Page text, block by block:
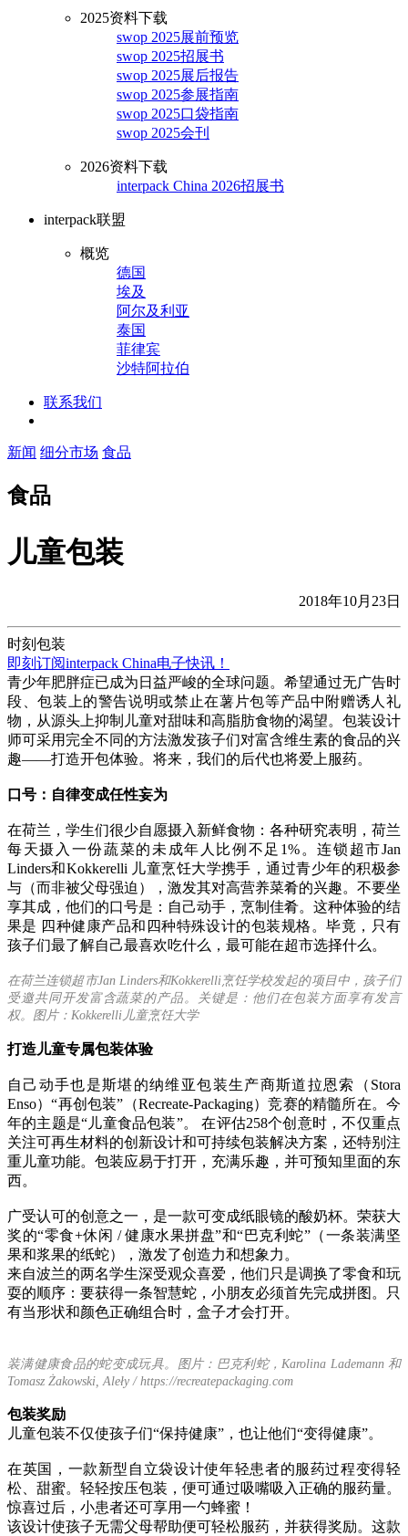
2025资料下载
swop 2025展前预览
swop 2025招展书
swop 2025展后报告
swop 2025参展指南
swop 2025口袋指南
swop 2025会刊
2026资料下载
interpack China 2026招展书
interpack联盟
概览
德国
埃及
阿尔及利亚
泰国
菲律宾
沙特阿拉伯
联系我们
新闻 细分市场 食品
食品
儿童包装
2018年10月23日
时刻包装
即刻订阅interpack China电子快讯！
青少年肥胖症已成为日益严峻的全球问题。希望通过无广告时
段、包装上的警告说明或禁止在薯片包等产品中附赠诱人礼
物，从源头上抑制儿童对甜味和高脂肪食物的渴望。包装设计
师可采用完全不同的方法激发孩子们对富含维生素的食品的兴
趣——打造开包体验。将来，我们的后代也将爱上服药。
口号：自律变成任性妄为
在荷兰，学生们很少自愿摄入新鲜食物：各种研究表明，荷兰
每天摄入一份蔬菜的未成年人比例不足1%。连锁超市Jan
Linders和Kokkerelli 儿童烹饪大学携手，通过青少年的积极参
与（而非被父母强迫），激发其对高营养菜肴的兴趣。不要坐
享其成，他们的口号是：自己动手，烹制佳肴。这种体验的结
果是 四种健康产品和四种特殊设计的包装规格。毕竟，只有
孩子们最了解自己最喜欢吃什么，最可能在超市选择什么。
在荷兰连锁超市Jan Linders和Kokkerelli烹饪学校发起的项目中，孩子们
受邀共同开发富含蔬菜的产品。关键是：他们在包装方面享有发言
权。图片：Kokkerelli儿童烹饪大学
打造儿童专属包装体验
自己动手也是斯堪的纳维亚包装生产商斯道拉恩索（Stora
Enso）“再创包装”（Recreate-Packaging）竞赛的精髓所在。今
年的主题是“儿童食品包装”。 在评估258个创意时，不仅重点
关注可再生材料的创新设计和可持续包装解决方案，还特别注
重儿童功能。包装应易于打开，充满乐趣，并可预知里面的东
西。
广受认可的创意之一，是一款可变成纸眼镜的酸奶杯。荣获大
奖的“零食+休闲 / 健康水果拼盘”和“巴克利蛇”（一条装满坚
果和浆果的纸蛇），激发了创造力和想象力。
来自波兰的两名学生深受观众喜爱，他们只是调换了零食和玩
耍的顺序：要获得一条智慧蛇，小朋友必须首先完成拼图。只
有当形状和颜色正确组合时，盒子才会打开。
装满健康食品的蛇变成玩具。图片：巴克利蛇，Karolina Lademann 和
Tomasz Żakowski, Aleły / https://recreatepackaging.com
包装奖励
儿童包装不仅使孩子们“保持健康”，也让他们“变得健康”。
在英国，一款新型自立袋设计使年轻患者的服药过程变得轻
松、甜蜜。轻轻按压包装，便可通过吸嘴吸入正确的服药量。
惊喜过后，小患者还可享用一勺蜂蜜！
该设计使孩子无需父母帮助便可轻松服药，并获得奖励。这款